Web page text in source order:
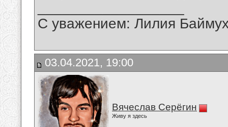
С уважением: Лилия
03.04.2021, 19:00
Вячеслав Серёгин
Живу я здесь